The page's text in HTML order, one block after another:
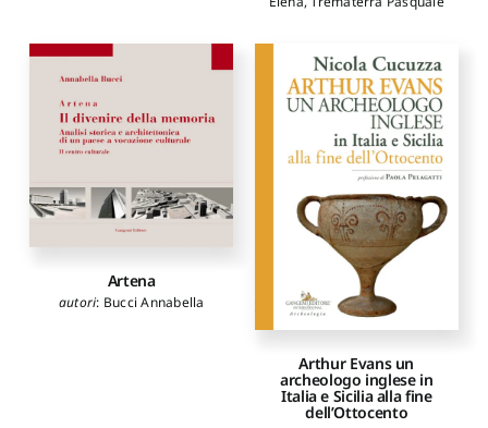
Artena
autori: Bucci Annabella
Arthur Evans un
archeologo inglese in
Italia e Sicilia alla fine
dell’Ottocento